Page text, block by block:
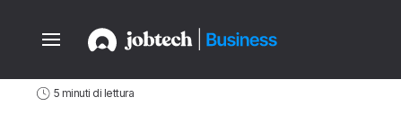
Home Aziende Guide News del Settore Hospitality
5 minuti di lettura